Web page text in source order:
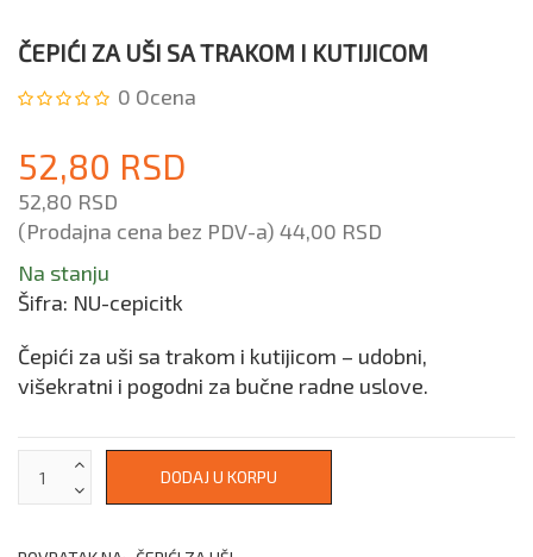
ČEPIĆI ZA UŠI SA TRAKOM I KUTIJICOM
0 Ocena
52,80 RSD
52,80 RSD
(Prodajna cena bez PDV-a) 44,00 RSD
Na stanju
Šifra: NU-cepicitk
Čepići za uši sa trakom i kutijicom – udobni,
višekratni i pogodni za bučne radne uslove.